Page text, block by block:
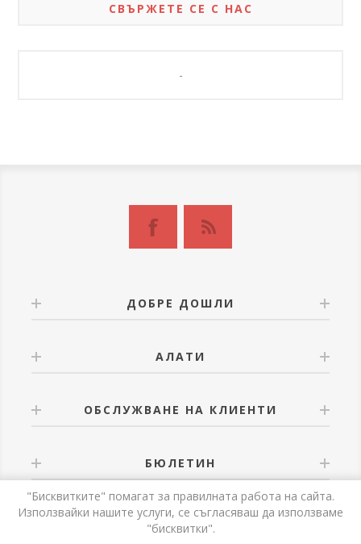
СВЪРЖЕТЕ СЕ С НАС
-
ДОБРЕ ДОШЛИ
АЛАТИ
ОБСЛУЖВАНЕ НА КЛИЕНТИ
БЮЛЕТИН
"Бисквитките" помагат за правилната работа на сайта.
Използвайки нашите услуги, се съгласяваш да използваме
"бисквитки".